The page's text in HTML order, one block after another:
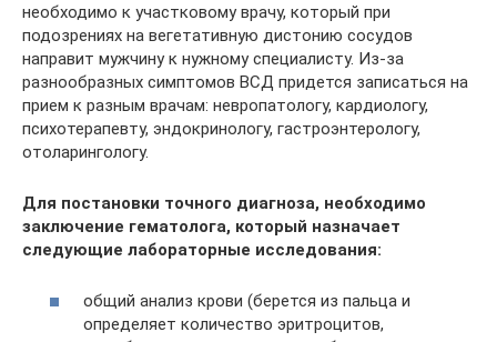
необходимо к участковому врачу, который при
подозрениях на вегетативную дистонию сосудов
направит мужчину к нужному специалисту. Из-за
разнообразных симптомов ВСД придется записаться на
прием к разным врачам: невропатологу, кардиологу,
психотерапевту, эндокринологу, гастроэнтерологу,
отоларингологу.
Для постановки точного диагноза, необходимо
заключение гематолога, который назначает
следующие лабораторные исследования:
общий анализ крови (берется из пальца и
определяет количество эритроцитов,